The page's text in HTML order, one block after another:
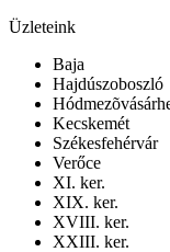
Üzleteink
Baja
Hajdúszoboszló
Kecskemét
Székesfehérvár
Verőce
XI. ker.
XIX. ker.
XVIII. ker.
XXIII. ker.